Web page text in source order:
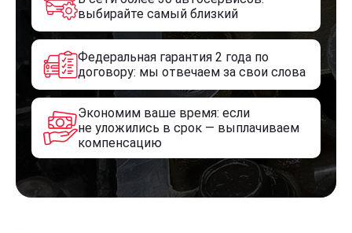
выбирайте самый близкий
Федеральная гарантия 2 года по
договору: мы отвечаем за свои слова
Экономим ваше время: если
не уложились в срок — выплачиваем
компенсацию